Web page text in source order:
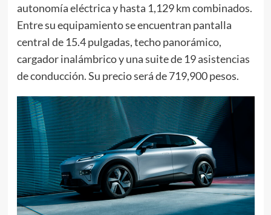
autonomía eléctrica y hasta 1,129 km combinados.
Entre su equipamiento se encuentran pantalla
central de 15.4 pulgadas, techo panorámico,
cargador inalámbrico y una suite de 19 asistencias
de conducción. Su precio será de 719,900 pesos.